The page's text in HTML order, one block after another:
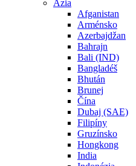
Ázia
Afganistan
Arménsko
Azerbajdžan
Bahrajn
Bali (IND)
Bangladéš
Bhután
Brunej
Čína
Dubaj (SAE)
Filipíny
Gruzínsko
Hongkong
India